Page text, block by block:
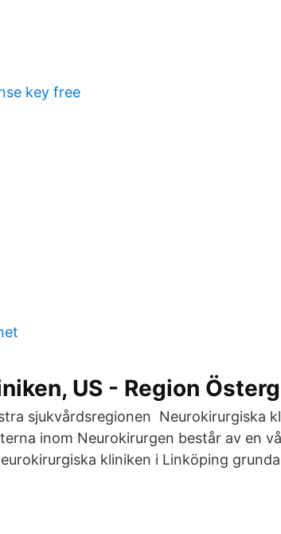
key free
US - Region
sjukvårdsregionen Neurokirurgiska
inom Neurokirurgen består av en
kliniken i Linköping